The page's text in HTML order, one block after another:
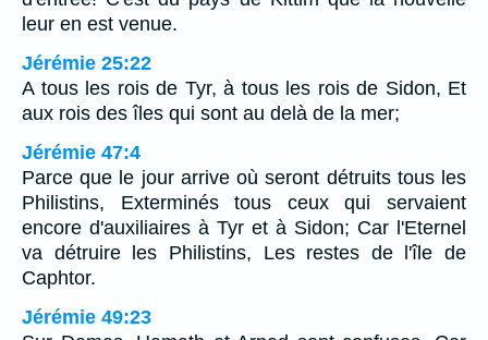
leur en est venue.
Jérémie 25:22
A tous les rois de Tyr, à tous les rois de Sidon, Et
aux rois des îles qui sont au delà de la mer;
Jérémie 47:4
Parce que le jour arrive où seront détruits tous les
Philistins, Exterminés tous ceux qui servaient
encore d'auxiliaires à Tyr et à Sidon; Car l'Eternel
va détruire les Philistins, Les restes de l'île de
Caphtor.
Jérémie 49:23